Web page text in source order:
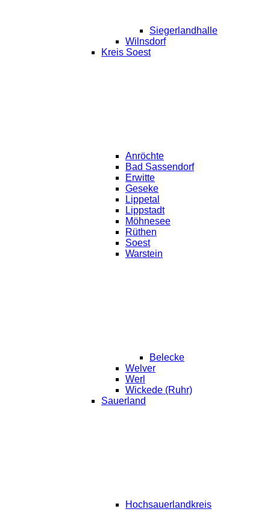
Siegerlandhalle
Wilnsdorf
Kreis Soest
Anröchte
Bad Sassendorf
Erwitte
Geseke
Lippetal
Lippstadt
Möhnesee
Rüthen
Soest
Warstein
Belecke
Welver
Werl
Wickede (Ruhr)
Sauerland
Hochsauerlandkreis